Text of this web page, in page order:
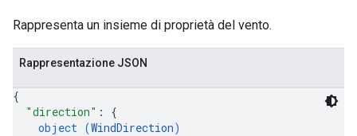
Rappresenta un insieme di proprietà del vento.
Rappresentazione JSON
{
"direction" : {
object (WindDirection)